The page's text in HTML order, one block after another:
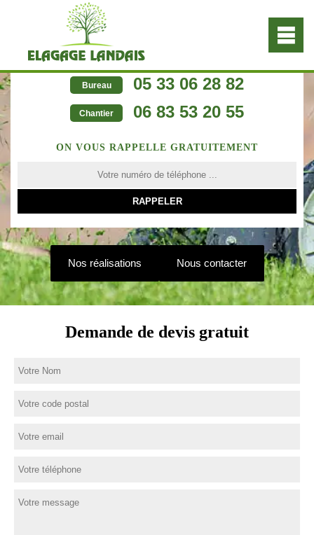
Bureau 05 33 06 28 82
Chantier 06 83 53 20 55
ON VOUS RAPPELLE GRATUITEMENT
Nos réalisations Nous contacter
Demande de devis gratuit